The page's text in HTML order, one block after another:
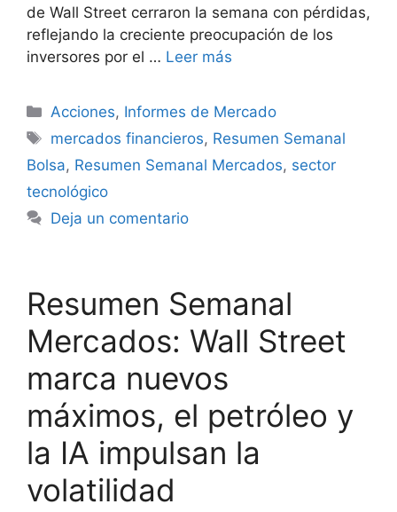
de Wall Street cerraron la semana con pérdidas,
reflejando la creciente preocupación de los
inversores por el … Leer más
Categorías
Acciones, Informes de Mercado
Etiquetas
mercados financieros, Resumen Semanal
Bolsa, Resumen Semanal Mercados, sector
tecnológico
Deja un comentario
Resumen Semanal
Mercados: Wall Street
marca nuevos
máximos, el petróleo y
la IA impulsan la
volatilidad